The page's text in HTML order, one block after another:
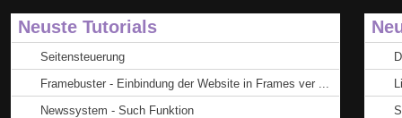
Neuste Tutorials
Seitensteuerung
Framebuster - Einbindung der Website in Frames ver ...
Newssystem - Such Funktion